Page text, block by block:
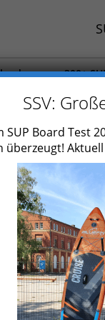
300+
Auch
Typ
Marke
Skill
Einsatzgebiet
max.
Paddlergewicht
Länge
Breite
SSV:
SUP Board Test
überzeugt!